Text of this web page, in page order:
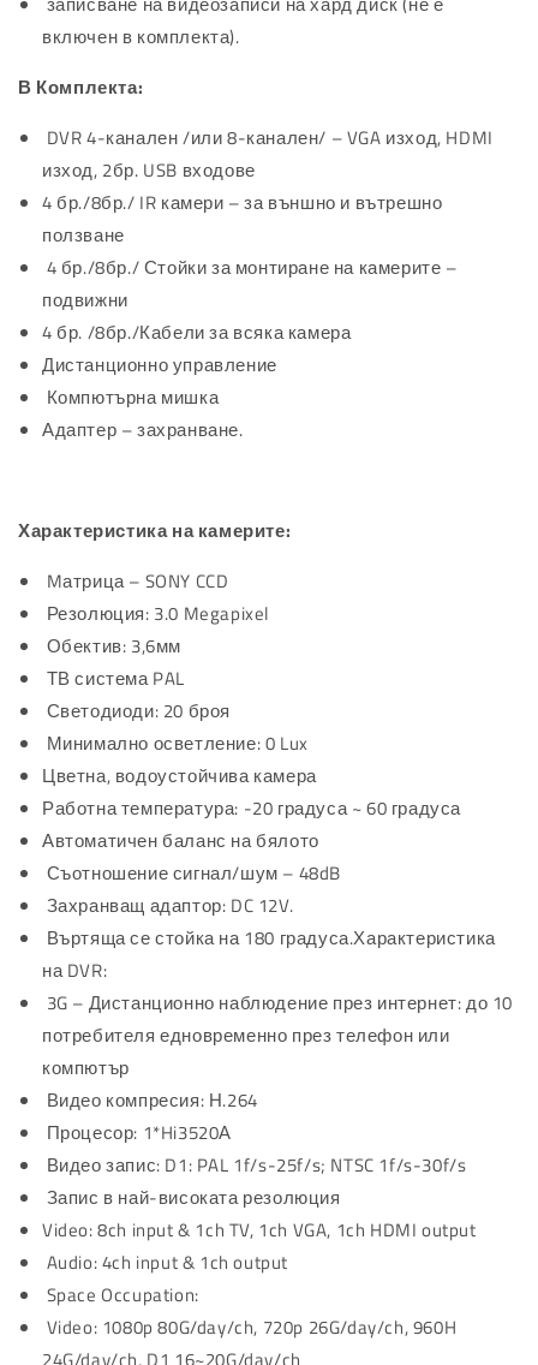
включен в комплекта).
В Комплекта:
DVR 4-канален /или 8-канален/ – VGA изход, HDMI
изход, 2бр. USB входове
4 бр./8бр./ IR камери – за външно и вътрешно
ползване
4 бр./8бр./ Стойки за монтиране на камерите –
подвижни
4 бр. /8бр./Кабели за всяка камера
Дистанционно управление
Компютърна мишка
Адаптер – захранване.
Характеристика на камерите:
Mатрица – SONY CCD
Резолюция: 3.0 Megapixel
Обектив: 3,6мм
ТВ система PAL
Светодиоди: 20 броя
Минимално осветление: 0 Lux
Цветна, водоустойчива камера
Работна температура: -20 градуса ~ 60 градуса
Автоматичен баланс на бялото
Съотношение сигнал/шум – 48dB
Захранващ адаптор: DC 12V.
Въртяща се стойка на 180 градуса.Характеристика
на DVR:
3G – Дистанционно наблюдение през интернет: до 10
потребителя едновременно през телефон или
компютър
Видео компресия: Н.264
Процесор: 1*Hi3520А
Видео запис: D1: PAL 1f/s-25f/s; NTSC 1f/s-30f/s
Запис в най-високата резолюция
Video: 8ch input & 1ch TV, 1ch VGA, 1ch HDMI output
Audio: 4ch input & 1ch output
Space Occupation:
Video: 1080p 80G/day/ch, 720p 26G/day/ch, 960H